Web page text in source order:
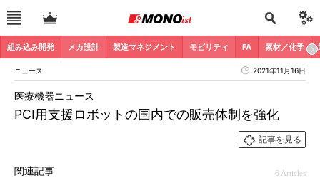
組み込み開発 メカ設計 製造マネジメント モビリティ FA 素材／化学
ニュース 2021年11月16日
PCI用支援ロボットの国内での販売体制を強化
医療機器ニュース
記事を見る
関連記事 6 Articles